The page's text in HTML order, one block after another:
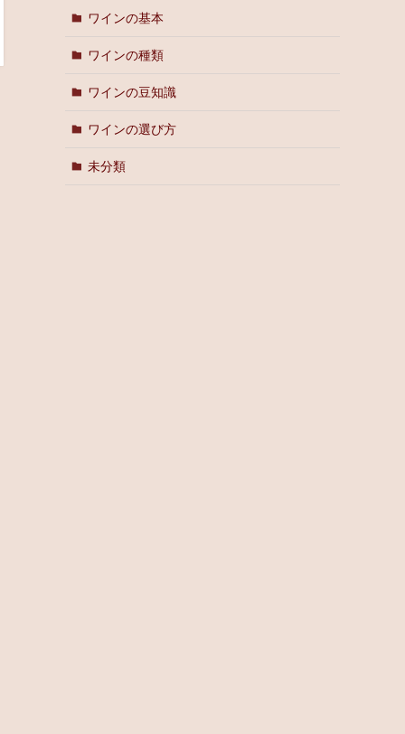
ワインの基本
ワインの種類
ワインの豆知識
ワインの選び方
未分類